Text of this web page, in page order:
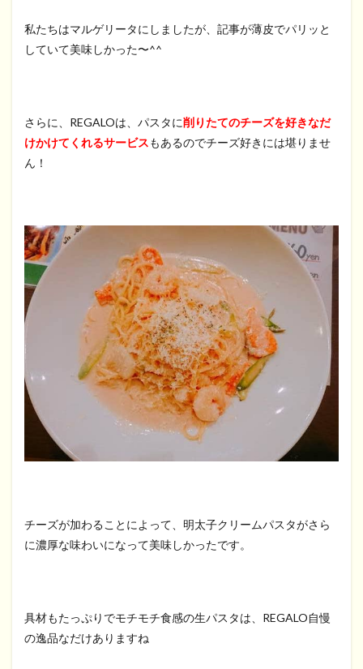
私たちはマルゲリータにしましたが、記事が薄皮でパリッと
していて美味しかった〜^^
さらに、REGALOは、パスタに削りたてのチーズを好きなだ
けかけてくれるサービスもあるのでチーズ好きには堪りませ
ん！
チーズが加わることによって、明太子クリームパスタがさら
に濃厚な味わいになって美味しかったです。
具材もたっぷりでモチモチ食感の生パスタは、REGALO自慢
の逸品なだけありますね